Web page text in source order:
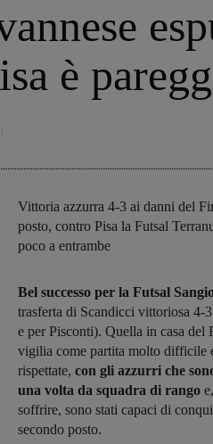
è
Vittoria azzurra 4-3 ai danni del
posto, contro Pisa la Futsal
poco a entrambe
Bel successo per la Futsal
trasferta di Scandicci vittoriosa
e per Pisconti). Quella in casa del
vigilia come partita molto difficile
rispettate, con gli azzurri che
una volta da squadra di rango
soffrire, sono stati capaci di
secondo posto.